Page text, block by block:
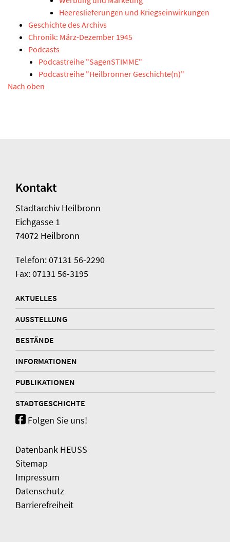
Heereslieferungen und Kriegseinwirkungen
Geschichte des Archivs
Chronik: März-Dezember 1945
Podcasts
Podcastreihe "SagenSTIMME"
Podcastreihe "Heilbronner Geschichte(n)"
Nach oben
Kontakt
Stadtarchiv Heilbronn
Eichgasse 1
74072 Heilbronn
Telefon: 07131 56-2290
Fax: 07131 56-3195
AKTUELLES
AUSSTELLUNG
BESTÄNDE
INFORMATIONEN
PUBLIKATIONEN
STADTGESCHICHTE
Folgen Sie uns!
Datenbank HEUSS
Sitemap
Impressum
Datenschutz
Barrierefreiheit